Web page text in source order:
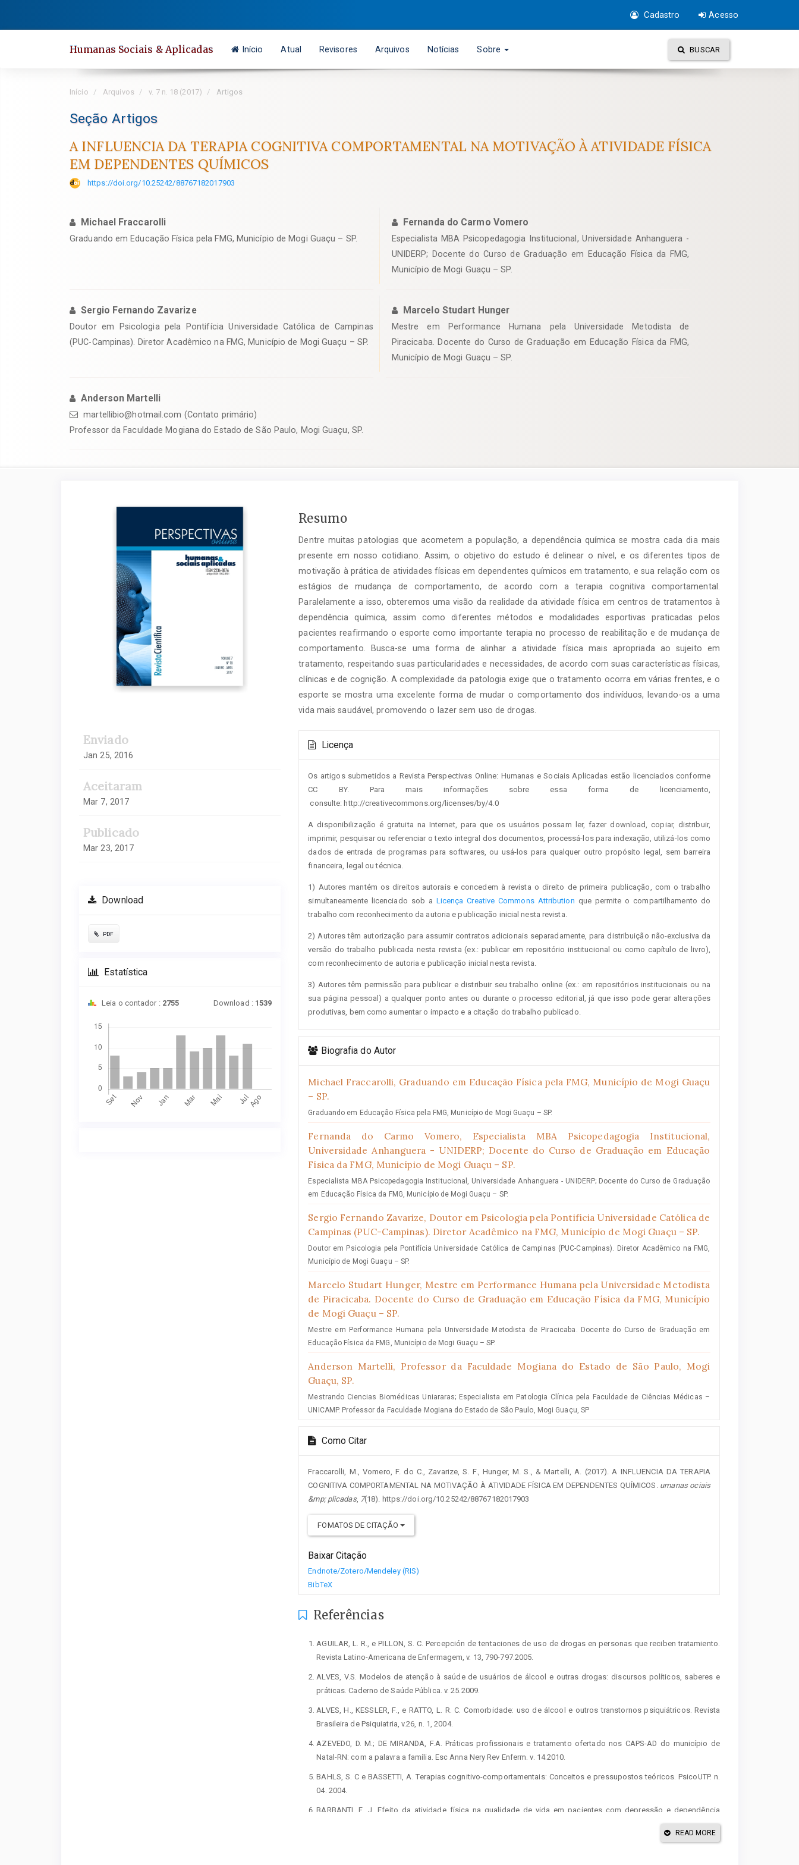
Cadastro Acesso
Humanas Sociais & Aplicadas Início Atual Revisores Arquivos Notícias Sobre BUSCAR
Início Arquivos v. 7 n. 18 (2017) Artigos
Seção Artigos
A INFLUENCIA DA TERAPIA COGNITIVA COMPORTAMENTAL NA MOTIVAÇÃO À ATIVIDADE FÍSICA
EM DEPENDENTES QUÍMICOS
https://doi.org/10.25242/88767182017903
Michael Fraccarolli
Graduando em Educação Física pela FMG, Município de Mogi Guaçu – SP.
Fernanda do Carmo Vomero
Especialista MBA Psicopedagogia Institucional, Universidade Anhanguera -
UNIDERP; Docente do Curso de Graduação em Educação Física da FMG,
Município de Mogi Guaçu – SP.
Sergio Fernando Zavarize
Doutor em Psicologia pela Pontifícia Universidade Católica de Campinas
(PUC-Campinas). Diretor Acadêmico na FMG, Município de Mogi Guaçu – SP.
Marcelo Studart Hunger
Mestre em Performance Humana pela Universidade Metodista de
Piracicaba. Docente do Curso de Graduação em Educação Física da FMG,
Município de Mogi Guaçu – SP.
Anderson Martelli
martellibio@hotmail.com (Contato primário)
Professor da Faculdade Mogiana do Estado de São Paulo, Mogi Guaçu, SP.
artigos
Enviado
Jan 25, 2016
Aceitaram
Mar 7, 2017
Publicado
Mar 23, 2017
Download
PDF
Estatística
Leia o contador : 2755 Download : 1539
Conteúdo
artigo
principal
Resumo
Dentre muitas patologias que acometem a população, a dependência química se mostra cada dia mais
presente em nosso cotidiano. Assim, o objetivo do estudo é delinear o nível, e os diferentes tipos de
motivação à prática de atividades físicas em dependentes químicos em tratamento, e sua relação com os
estágios de mudança de comportamento, de acordo com a terapia cognitiva comportamental.
Paralelamente a isso, obteremos uma visão da realidade da atividade física em centros de tratamentos à
dependência química, assim como diferentes métodos e modalidades esportivas praticadas pelos
pacientes reafirmando o esporte como importante terapia no processo de reabilitação e de mudança de
comportamento. Busca-se uma forma de alinhar a atividade física mais apropriada ao sujeito em
tratamento, respeitando suas particularidades e necessidades, de acordo com suas características físicas,
clínicas e de cognição. A complexidade da patologia exige que o tratamento ocorra em várias frentes, e o
esporte se mostra uma excelente forma de mudar o comportamento dos indivíduos, levando-os a uma
vida mais saudável, promovendo o lazer sem uso de drogas.
do
Licença
Os artigos submetidos a Revista Perspectivas Online: Humanas e Sociais Aplicadas estão licenciados conforme
CC BY. Para mais informações sobre essa forma de licenciamento,
consulte: http://creativecommons.org/licenses/by/4.0
A disponibilização é gratuita na Internet, para que os usuários possam ler, fazer download, copiar, distribuir,
imprimir, pesquisar ou referenciar o texto integral dos documentos, processá-los para indexação, utilizá-los como
dados de entrada de programas para softwares, ou usá-los para qualquer outro propósito legal, sem barreira
financeira, legal ou técnica.
1) Autores mantém os direitos autorais e concedem à revista o direito de primeira publicação, com o trabalho
simultaneamente licenciado sob a Licença Creative Commons Attribution que permite o compartilhamento do
trabalho com reconhecimento da autoria e publicação inicial nesta revista.
2) Autores têm autorização para assumir contratos adicionais separadamente, para distribuição não-exclusiva da
versão do trabalho publicada nesta revista (ex.: publicar em repositório institucional ou como capítulo de livro),
com reconhecimento de autoria e publicação inicial nesta revista.
3) Autores têm permissão para publicar e distribuir seu trabalho online (ex.: em repositórios institucionais ou na
sua página pessoal) a qualquer ponto antes ou durante o processo editorial, já que isso pode gerar alterações
produtivas, bem como aumentar o impacto e a citação do trabalho publicado.
Biografia do Autor
Michael Fraccarolli, Graduando em Educação Física pela FMG, Município de Mogi Guaçu
– SP.
Graduando em Educação Física pela FMG, Município de Mogi Guaçu – SP.
Fernanda do Carmo Vomero, Especialista MBA Psicopedagogia Institucional,
Universidade Anhanguera - UNIDERP; Docente do Curso de Graduação em Educação
Física da FMG, Município de Mogi Guaçu – SP.
Especialista MBA Psicopedagogia Institucional, Universidade Anhanguera - UNIDERP; Docente do Curso de Graduação
em Educação Física da FMG, Município de Mogi Guaçu – SP.
Sergio Fernando Zavarize, Doutor em Psicologia pela Pontifícia Universidade Católica de
Campinas (PUC-Campinas). Diretor Acadêmico na FMG, Município de Mogi Guaçu – SP.
Doutor em Psicologia pela Pontifícia Universidade Católica de Campinas (PUC-Campinas). Diretor Acadêmico na FMG,
Município de Mogi Guaçu – SP.
Marcelo Studart Hunger, Mestre em Performance Humana pela Universidade Metodista
de Piracicaba. Docente do Curso de Graduação em Educação Física da FMG, Município
de Mogi Guaçu – SP.
Mestre em Performance Humana pela Universidade Metodista de Piracicaba. Docente do Curso de Graduação em
Educação Física da FMG, Município de Mogi Guaçu – SP.
Anderson Martelli, Professor da Faculdade Mogiana do Estado de São Paulo, Mogi
Guaçu, SP.
Mestrando Ciencias Biomédicas Uniararas; Especialista em Patologia Clínica pela Faculdade de Ciências Médicas –
UNICAMP. Professor da Faculdade Mogiana do Estado de São Paulo, Mogi Guaçu, SP
Como Citar
Fraccarolli, M., Vomero, F. do C., Zavarize, S. F., Hunger, M. S., & Martelli, A. (2017). A INFLUENCIA DA TERAPIA
COGNITIVA COMPORTAMENTAL NA MOTIVAÇÃO À ATIVIDADE FÍSICA EM DEPENDENTES QUÍMICOS. umanas ociais
&mp; plicadas, 7(18). https://doi.org/10.25242/88767182017903
FOMATOS DE CITAÇÃO
Baixar Citação
Endnote/Zotero/Mendeley (RIS)
BibTeX
Referências
AGUILAR, L. R., e PILLON, S. C. Percepción de tentaciones de uso de drogas en personas que reciben tratamiento.
Revista Latino-Americana de Enfermagem, v. 13, 790-797.2005.
ALVES, V.S. Modelos de atenção à saúde de usuários de álcool e outras drogas: discursos políticos, saberes e
práticas. Caderno de Saúde Pública. v. 25.2009.
ALVES, H., KESSLER, F., e RATTO, L. R. C. Comorbidade: uso de álcool e outros transtornos psiquiátricos. Revista
Brasileira de Psiquiatria, v.26, n. 1, 2004.
AZEVEDO, D. M.; DE MIRANDA, F.A. Práticas profissionais e tratamento ofertado nos CAPS-AD do município de
Natal-RN: com a palavra a família. Esc Anna Nery Rev Enferm. v. 14.2010.
BAHLS, S. C e BASSETTI, A. Terapias cognitivo-comportamentais: Conceitos e pressupostos teóricos. PsicoUTP. n.
04. 2004.
BARBANTI, E. J. Efeito da atividade física na qualidade de vida em pacientes com depressão e dependência
BARBANTI, E.J. A importância do exercício físico no tratamento da dependência química. Educação Física em
READ MORE